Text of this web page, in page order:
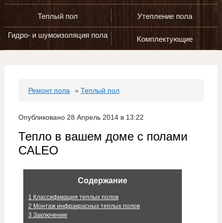
Теплый пол Утепление пола
Гидро- и шумоизоляция пола Комплектующие
Ремонт пола » Теплый пол
Опубликовано 28 Апрель 2014 в 13:22
Тепло в вашем доме с полами
CALEO
Содержание
1 Классификация теплых полов
2 Монтаж инфракрасных теплых полов
3 Заключение